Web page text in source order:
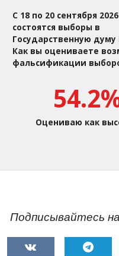
С 18 по 20 сентября
состоятся выборы в
Государственную думу
Как вы оцениваете
фальсификации
Оцениваю как
Подписывайтесь